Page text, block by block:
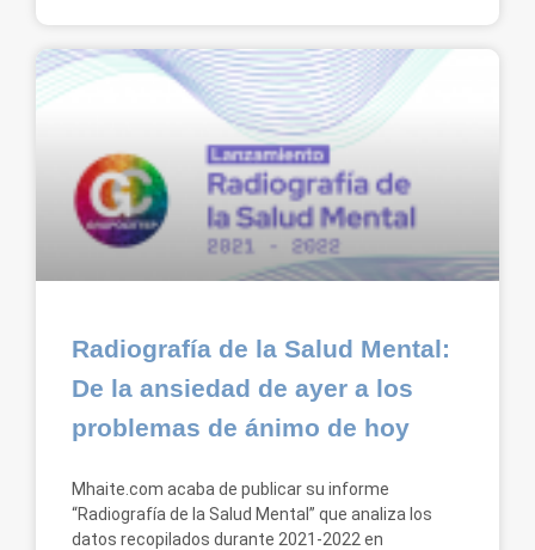
Radiografía de la Salud Mental:
De la ansiedad de ayer a los
problemas de ánimo de hoy
Mhaite.com acaba de publicar su informe
“Radiografía de la Salud Mental” que analiza los
datos recopilados durante 2021-2022 en